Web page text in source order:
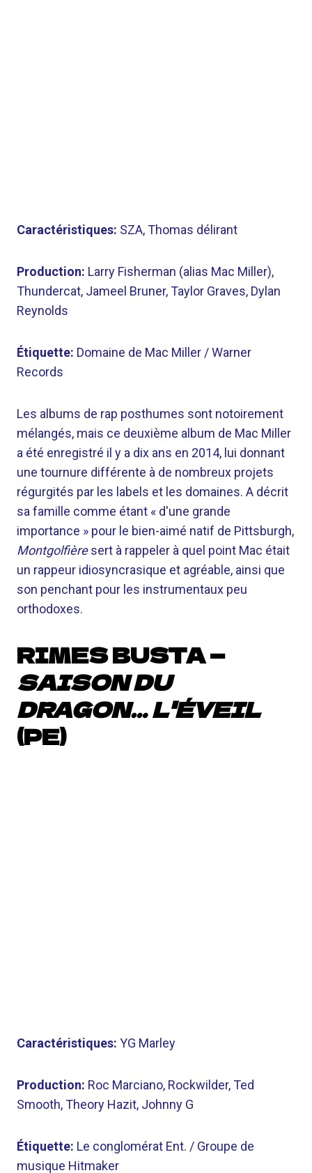
Caractéristiques: SZA, Thomas délirant
Production: Larry Fisherman (alias Mac Miller),
Thundercat, Jameel Bruner, Taylor Graves, Dylan
Reynolds
Étiquette: Domaine de Mac Miller / Warner
Records
Les albums de rap posthumes sont notoirement
mélangés, mais ce deuxième album de Mac Miller
a été enregistré il y a dix ans en 2014, lui donnant
une tournure différente à de nombreux projets
régurgités par les labels et les domaines. A décrit
sa famille comme étant « d'une grande
importance » pour le bien-aimé natif de Pittsburgh,
Montgolfièresert à rappeler à quel point Mac était
un rappeur idiosyncrasique et agréable, ainsi que
son penchant pour les instrumentaux peu
orthodoxes.
RIMES BUSTA —
SAISON DU
DRAGON… L'ÉVEIL
(PE)
Caractéristiques: YG Marley
Production: Roc Marciano, Rockwilder, Ted
Smooth, Theory Hazit, Johnny G
Étiquette: Le conglomérat Ent. / Groupe de
musique Hitmaker